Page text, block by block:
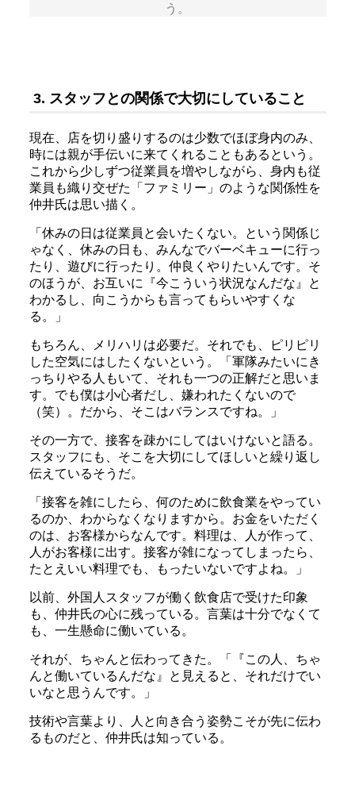
う。
3. スタッフとの関係で大切にしていること
現在、店を切り盛りするのは少数でほぼ身内のみ、
時には親が手伝いに来てくれることもあるという。
これから少しずつ従業員を増やしながら、身内も従
業員も織り交ぜた「ファミリー」のような関係性を
仲井氏は思い描く。
「休みの日は従業員と会いたくない。という関係じ
ゃなく、休みの日も、みんなでバーベキューに行っ
たり、遊びに行ったり。仲良くやりたいんです。そ
のほうが、お互いに『今こういう状況なんだな』と
わかるし、向こうからも言ってもらいやすくな
る。」
もちろん、メリハリは必要だ。それでも、ピリピリ
した空気にはしたくないという。「軍隊みたいにき
っちりやる人もいて、それも一つの正解だと思いま
す。でも僕は小心者だし、嫌われたくないので
（笑）。だから、そこはバランスですね。」
その一方で、接客を疎かにしてはいけないと語る。
スタッフにも、そこを大切にしてほしいと繰り返し
伝えているそうだ。
「接客を雑にしたら、何のために飲食業をやってい
るのか、わからなくなりますから。お金をいただく
のは、お客様からなんです。料理は、人が作って、
人がお客様に出す。接客が雑になってしまったら、
たとえいい料理でも、もったいないですよね。」
以前、外国人スタッフが働く飲食店で受けた印象
も、仲井氏の心に残っている。言葉は十分でなくて
も、一生懸命に働いている。
それが、ちゃんと伝わってきた。「『この人、ちゃ
んと働いているんだな』と見えると、それだけでい
いなと思うんです。」
技術や言葉より、人と向き合う姿勢こそが先に伝わ
るものだと、仲井氏は知っている。